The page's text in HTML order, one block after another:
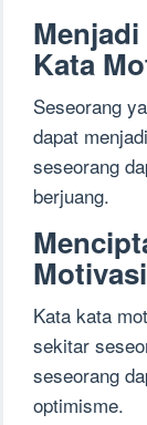
Kata
Seseorang
dapat
seseorang
berjuang.
Motivasi
Kata kata
sekitar
seseorang
optimisme.